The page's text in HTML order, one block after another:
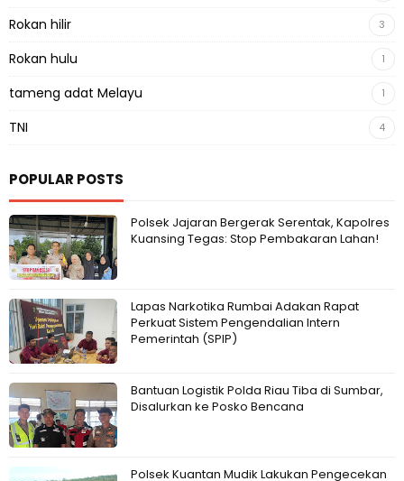
Rokan hilir 3
Rokan hulu 1
tameng adat Melayu 1
TNI 4
POPULAR POSTS
Polsek Jajaran Bergerak Serentak, Kapolres
Kuansing Tegas: Stop Pembakaran Lahan!
Lapas Narkotika Rumbai Adakan Rapat
Perkuat Sistem Pengendalian Intern
Pemerintah (SPIP)
Bantuan Logistik Polda Riau Tiba di Sumbar,
Disalurkan ke Posko Bencana
Polsek Kuantan Mudik Lakukan Pengecekan